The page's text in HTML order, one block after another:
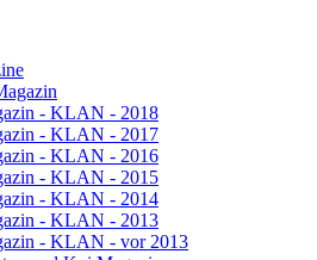
- KLAN - 2018
- KLAN - 2017
- KLAN - 2016
- KLAN - 2015
- KLAN - 2014
- KLAN - 2013
- KLAN - vor 2013